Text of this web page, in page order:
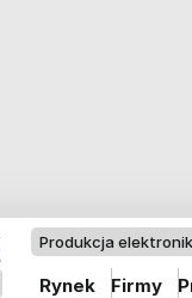
Produkcja
Rynek Firmy